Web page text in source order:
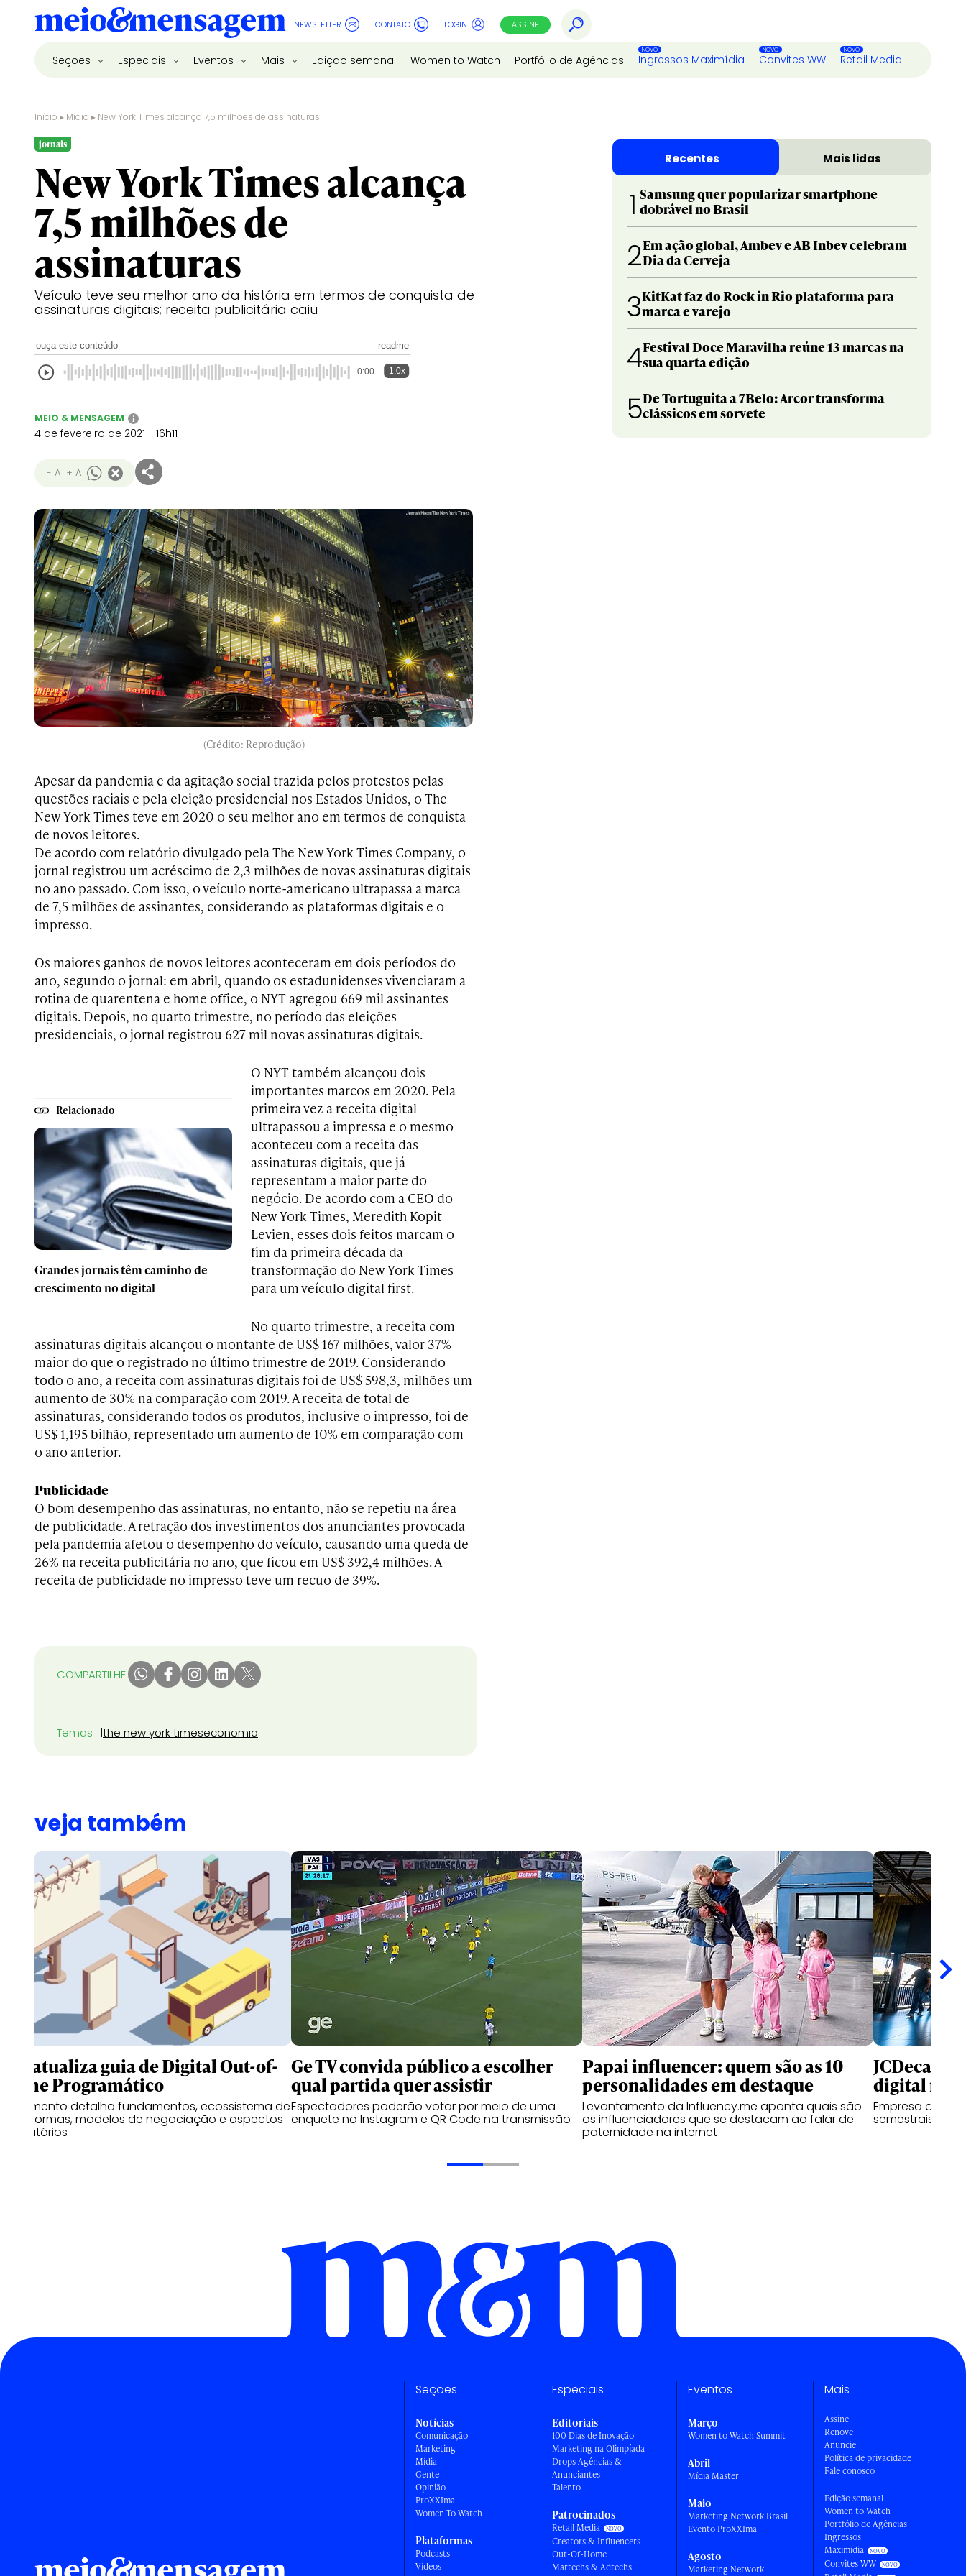
NEWSLETTER CONTATO LOGIN ASSINE
Seções Especiais Eventos Mais Edição semanal Women to Watch Portfólio de Agências Ingressos Maximídia Convites WW Retail Media
Início ▸ Mídia ▸ New York Times alcança 7,5 milhões de assinaturas
jornais
New York Times alcança
7,5 milhões de
assinaturas
Veículo teve seu melhor ano da história em termos de conquista de
assinaturas digitais; receita publicitária caiu
ouça este conteúdo readme
0:00 1.0x
MEIO & MENSAGEM i
4 de fevereiro de 2021 - 16h11
- A + A
(Crédito: Reprodução)
Apesar da pandemia e da agitação social trazida pelos protestos pelas
questões raciais e pela eleição presidencial nos Estados Unidos, o The
New York Times teve em 2020 o seu melhor ano em termos de conquista
de novos leitores.
De acordo com relatório divulgado pela The New York Times Company, o
jornal registrou um acréscimo de 2,3 milhões de novas assinaturas digitais
no ano passado. Com isso, o veículo norte-americano ultrapassa a marca
de 7,5 milhões de assinantes, considerando as plataformas digitais e o
impresso.
Os maiores ganhos de novos leitores aconteceram em dois períodos do
ano, segundo o jornal: em abril, quando os estadunidenses vivenciaram a
rotina de quarentena e home office, o NYT agregou 669 mil assinantes
digitais. Depois, no quarto trimestre, no período das eleições
presidenciais, o jornal registrou 627 mil novas assinaturas digitais.
Relacionado
Grandes jornais têm caminho de
crescimento no digital
O NYT também alcançou dois
importantes marcos em 2020. Pela
primeira vez a receita digital
ultrapassou a impressa e o mesmo
aconteceu com a receita das
assinaturas digitais, que já
representam a maior parte do
negócio. De acordo com a CEO do
New York Times, Meredith Kopit
Levien, esses dois feitos marcam o
fim da primeira década da
transformação do New York Times
para um veículo digital first.
No quarto trimestre, a receita com
assinaturas digitais alcançou o montante de US$ 167 milhões, valor 37%
maior do que o registrado no último trimestre de 2019. Considerando
todo o ano, a receita com assinaturas digitais foi de US$ 598,3, milhões um
aumento de 30% na comparação com 2019. A receita de total de
assinaturas, considerando todos os produtos, inclusive o impresso, foi de
US$ 1,195 bilhão, representado um aumento de 10% em comparação com
o ano anterior.
Publicidade
O bom desempenho das assinaturas, no entanto, não se repetiu na área
de publicidade. A retração dos investimentos dos anunciantes provocada
pela pandemia afetou o desempenho do veículo, causando uma queda de
26% na receita publicitária no ano, que ficou em US$ 392,4 milhões. A
receita de publicidade no impresso teve um recuo de 39%.
COMPARTILHE:
Temas the new york timeseconomia
Recentes Mais lidas
1 Samsung quer popularizar smartphone
dobrável no Brasil
2Em ação global, Ambev e AB Inbev celebram
Dia da Cerveja
3KitKat faz do Rock in Rio plataforma para
marca e varejo
4Festival Doce Maravilha reúne 13 marcas na
sua quarta edição
5De Tortuguita a 7Belo: Arcor transforma
clássicos em sorvete
veja também
IAB atualiza guia de Digital Out-of-
Home Programático
Documento detalha fundamentos, ecossistema de
plataformas, modelos de negociação e aspectos
regulatórios
Ge TV convida público a escolher
qual partida quer assistir
Espectadores poderão votar por meio de uma
enquete no Instagram e QR Code na transmissão
Papai influencer: quem são as 10
personalidades em destaque
Levantamento da Influency.me aponta quais são
os influenciadores que se destacam ao falar de
paternidade na internet
JCDecaux
digital no
Empresa de
semestrais
Seções
Notícias
Comunicação
Marketing
Mídia
Gente
Opinião
ProXXIma
Women To Watch
Plataformas
Podcasts
Vídeos
Especiais
Editoriais
100 Dias de Inovação
Marketing na Olimpíada
Drops Agências &
Anunciantes
Talento
Patrocinados
Retail Media
Creators & Influencers
Out-Of-Home
Martechs & Adtechs
Eventos
Março
Women to Watch Summit
Abril
Mídia Master
Maio
Marketing Network Brasil
Evento ProXXIma
Agosto
Marketing Network
Mais
Assine
Renove
Anuncie
Política de privacidade
Fale conosco
Edição semanal
Women to Watch
Portfólio de Agências
Ingressos
Maximídia
Convites WW